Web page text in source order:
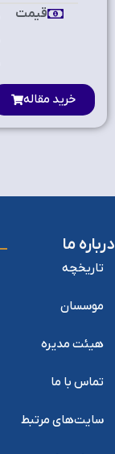
قیمت
خرید مقاله
درباره ما
تاریخچه
موسسان
هیئت مدیره
تماس با ما
سایت‌های مرتبط